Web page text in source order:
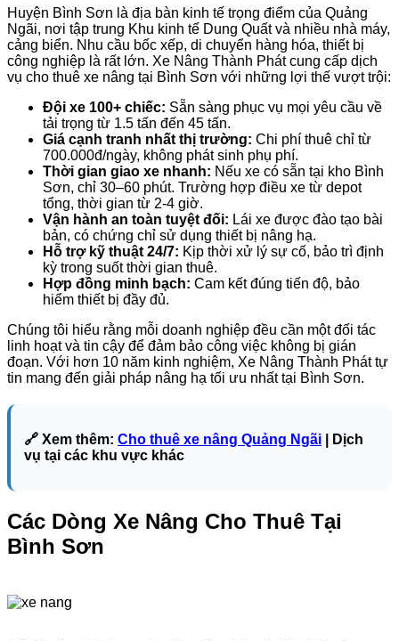
Huyện Bình Sơn là địa bàn kinh tế trọng điểm của Quảng
Ngãi, nơi tập trung Khu kinh tế Dung Quất và nhiều nhà máy,
cảng biển. Nhu cầu bốc xếp, di chuyển hàng hóa, thiết bị
công nghiệp là rất lớn. Xe Nâng Thành Phát cung cấp dịch
vụ cho thuê xe nâng tại Bình Sơn với những lợi thế vượt trội:
Đội xe 100+ chiếc: Sẵn sàng phục vụ mọi yêu cầu về
tải trọng từ 1.5 tấn đến 45 tấn.
Giá cạnh tranh nhất thị trường: Chi phí thuê chỉ từ
700.000đ/ngày, không phát sinh phụ phí.
Thời gian giao xe nhanh: Nếu xe có sẵn tại kho Bình
Sơn, chỉ 30–60 phút. Trường hợp điều xe từ depot
tổng, thời gian từ 2-4 giờ.
Vận hành an toàn tuyệt đối: Lái xe được đào tạo bài
bản, có chứng chỉ sử dụng thiết bị nâng hạ.
Hỗ trợ kỹ thuật 24/7: Kịp thời xử lý sự cố, bảo trì định
kỳ trong suốt thời gian thuê.
Hợp đồng minh bạch: Cam kết đúng tiến độ, bảo
hiểm thiết bị đầy đủ.
Chúng tôi hiểu rằng mỗi doanh nghiệp đều cần một đối tác
linh hoạt và tin cậy để đảm bảo công việc không bị gián
đoạn. Với hơn 10 năm kinh nghiệm, Xe Nâng Thành Phát tự
tin mang đến giải pháp nâng hạ tối ưu nhất tại Bình Sơn.
🔗 Xem thêm: Cho thuê xe nâng Quảng Ngãi | Dịch
vụ tại các khu vực khác
Các Dòng Xe Nâng Cho Thuê Tại
Bình Sơn